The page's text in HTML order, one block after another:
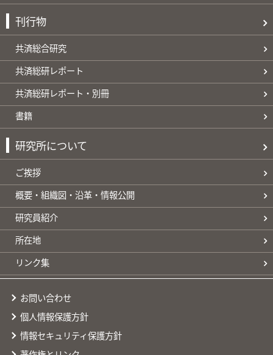
刊行物
共済総合研究
共済総研レポート
共済総研レポート・別冊
書籍
研究所について
ご挨拶
概要・組織図・沿革・情報公開
研究員紹介
所在地
リンク集
お問い合わせ
個人情報保護方針
情報セキュリティ保護方針